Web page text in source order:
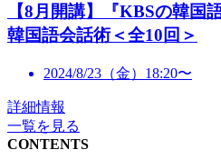
【8月開講】『KBSの韓国
韓国語会話術＜全10回＞
2024/8/23（金）18:20〜
詳細情報
一覧を見る
CONTENTS